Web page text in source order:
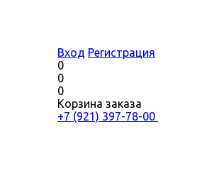
Вход Регистрация
0
0
0
Корзина заказа
+7 (921) 397-78-00